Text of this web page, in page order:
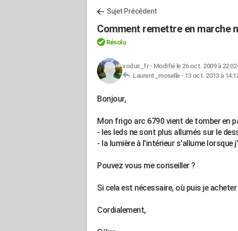
Sujet Précédent
Comment remettre en marche
Résolu
xodus_fr- Modifié le 26 oct. 2009 à 22:02
Laurent_moselle - 13 oct. 2013 à
Bonjour,
Mon frigo arc 6790 vient de tomber en
- les leds ne sont plus allumés sur le
- la lumière à l'intérieur s'allume lorsque
Pouvez vous me conseiller ?
Si cela est nécessaire, où puis je
Cordialement,